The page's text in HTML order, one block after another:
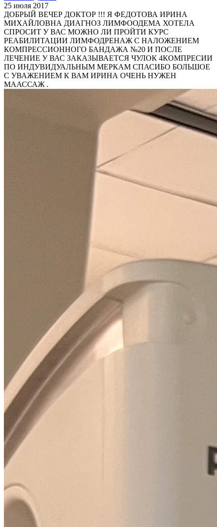
25 июля 2017
ДОБРЫЙ ВЕЧЕР ДОКТОР !!! Я ФЕДОТОВА ИРИНА
МИХАЙЛОВНА ДИАГНОЗ ЛИМФООДЕМА ХОТЕЛА
СПРОСИТ У ВАС МОЖНО ЛИ ПРОЙТИ КУРС
РЕАБИЛИТАЦИИ ЛИМФОДРЕНАЖ С НАЛОЖЕНИЕМ
КОМПРЕССИОННОГО БАНДАЖА №20 И ПОСЛЕ
ЛЕЧЕНИЕ У ВАС ЗАКАЗЫВАЕТСЯ ЧУЛОК 4КОМПРЕСИИ
ПО ИНДУВИДУАЛЬНЫМ МЕРКАМ СПАСИБО БОЛЬШОЕ
С УВАЖЕНИЕМ К ВАМ ИРИНА ОЧЕНЬ НУЖЕН
МААССАЖ .